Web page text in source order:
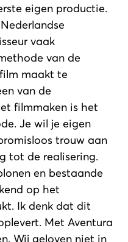
eigen productie.
vaak
van de
maakt te
van de
filmmaken is het
Je wil je eigen
trouw aan
tot de realisering.
en bestaande
op het
Ik denk dat dit
Met Aventura
Wij geloven niet in